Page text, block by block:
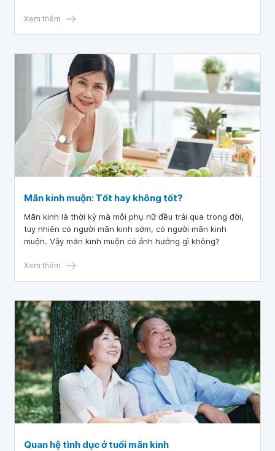
Xem thêm
Mãn kinh muộn: Tốt hay không tốt?
Mãn kinh là thời kỳ mà mỗi phụ nữ đều trải qua trong đời,
tuy nhiên có người mãn kinh sớm, có người mãn kinh
muộn. Vậy mãn kinh muộn có ảnh hưởng gì không?
Xem thêm
Quan hệ tình dục ở tuổi mãn kinh